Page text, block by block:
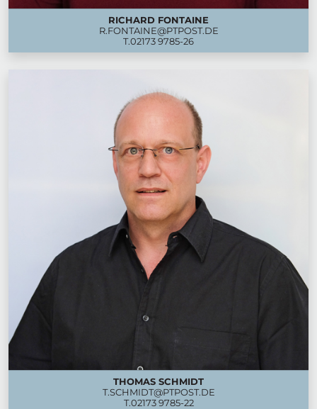
RICHARD FONTAINE
R.FONTAINE@PTPOST.DE
T.02173 9785-26
THOMAS SCHMIDT
T.SCHMIDT@PTPOST.DE
T.02173 9785-22